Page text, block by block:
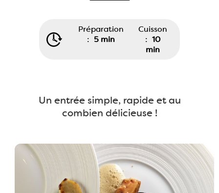
Préparation
: 5 min
Cuisson
: 10
min
Un entrée simple, rapide et au
combien délicieuse !